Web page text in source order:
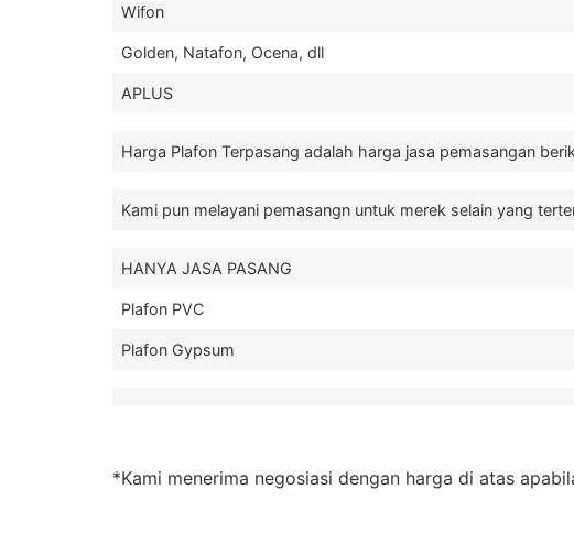
Wifon
Golden, Natafon, Ocena, dll
APLUS
Harga Plafon Terpasang adalah harga jasa pemasangan
Kami pun melayani pemasangn untuk merek selain yang
HANYA JASA PASANG
Plafon PVC
Plafon Gypsum
*Kami menerima negosiasi dengan harga di atas